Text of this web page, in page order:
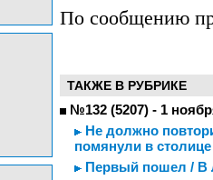
По сообщению
ТАКЖЕ В РУБРИКЕ
№132 (5207) - 1
Не должно
помянули в
Первый пошел / В